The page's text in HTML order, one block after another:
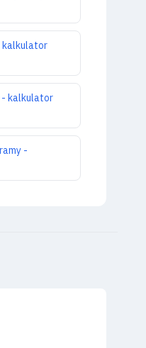
kalkulator
- kalkulator
-